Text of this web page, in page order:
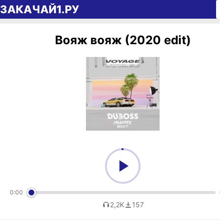
Перейти к содержимому
ЗАКАЧАЙ1.РУ
Вояж вояж (2020 edit)
0:00
2,2K 157